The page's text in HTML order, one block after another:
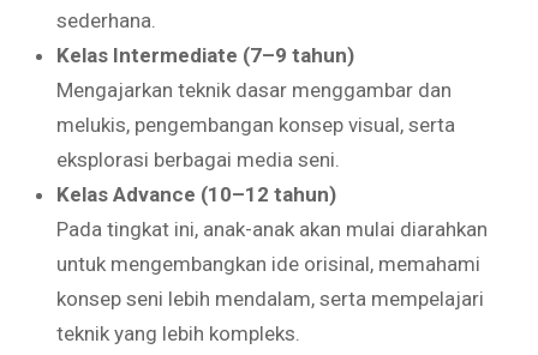
sederhana.
Kelas Intermediate (7–9 tahun)
Mengajarkan teknik dasar menggambar dan
melukis, pengembangan konsep visual, serta
eksplorasi berbagai media seni.
Kelas Advance (10–12 tahun)
Pada tingkat ini, anak-anak akan mulai diarahkan
untuk mengembangkan ide orisinal, memahami
konsep seni lebih mendalam, serta mempelajari
teknik yang lebih kompleks.